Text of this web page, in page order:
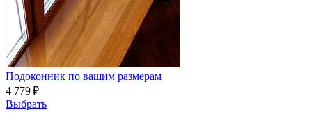
Подоконник по вашим размерам
4 779 ₽
Выбрать